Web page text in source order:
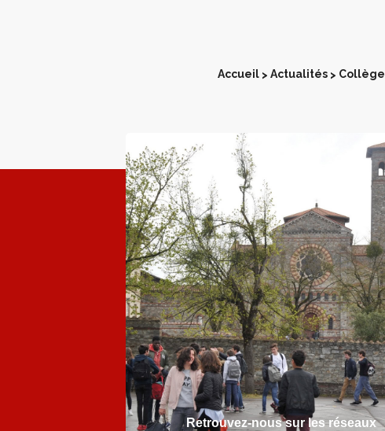
Accueil > Actualités > Collège
Retrouvez-nous sur les réseaux